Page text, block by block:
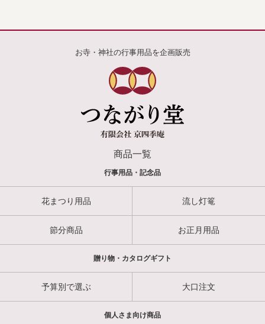
お寺・神社の行事用品を企画販売
商品一覧
行事用品・記念品
花まつり用品 流し灯篭
節分商品 お正月用品
贈り物・カタログギフト
予算別で選ぶ 大口注文
個人さま向け商品